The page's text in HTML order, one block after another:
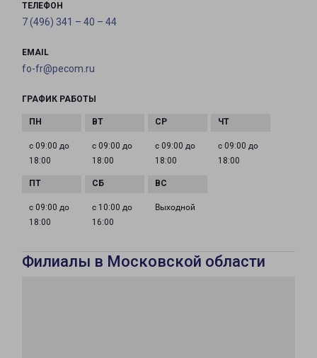
ТЕЛЕФОН
7 (496) 341 – 40 – 44
EMAIL
fo-fr@pecom.ru
ГРАФИК РАБОТЫ
с 09:00 до
18:00
с 09:00 до
18:00
с 09:00 до
18:00
с 09:00 до
18:00
с 09:00 до
18:00
с 10:00 до
16:00
Выходной
Филиалы в Московской области